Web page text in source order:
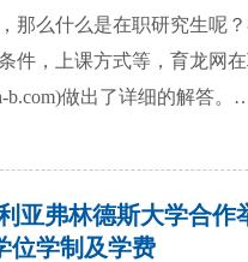
2 3 4 5
那么什么是在职研究生呢
件，上课方式等，育龙网
b.com)做出了详细的解答
亚弗林德斯大学合作
位学制及学费